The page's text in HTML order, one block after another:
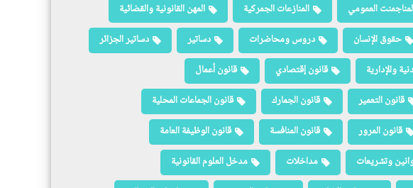
العمومي المنازعات الجمركية
المهن القانونية والقضائية
حقوق الإنسان دروس ومحاضرات دساتير
دساتير الجزائر
والإدارية قانون إقتصادي
قانون أعمال
قانون التعمير قانون الجمارك
قانون الجماعات المحلية
قانون المرور قانون المنافسة
قانون الوظيفة العامة
وتشريعات مداخلات
مدخل العلوم القانونية